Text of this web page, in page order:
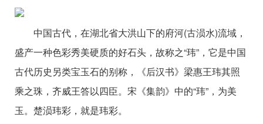
中国古代，在湖北省大洪山下的府河(古涢水)流域，
盛产一种色彩秀美硬质的好石头，故称之“玮”，它是中国
古代历史另类宝玉石的别称，《后汉书》梁惠王玮其照
乘之珠，齐威王答以四臣。宋《集韵》中的“玮”，为美
玉。楚涢玮彩，就是玮彩。